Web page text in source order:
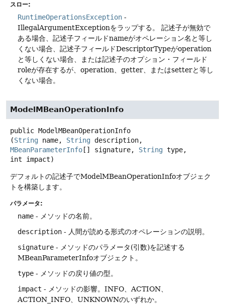
スロー:
RuntimeOperationsException -
IllegalArgumentExceptionをラップする。
記述子が無効で
ある場合、記述子フィールドnameがオペレーション名と等し
くない場合、記述子フィールドDescriptorTypeがoperation
と等しくない場合、または記述子のオプション・フィールド
roleが存在するが、operation、getter、またはsetterと等し
くない場合。
ModelMBeanOperationInfo
public ModelMBeanOperationInfo
(String name, String
MBeanParameterInfo [] signature, String type,
int impact)
デフォルトの記述子でModelMBeanOperationInfoオブジェク
トを構築します。
パラメータ:
name - メソッドの名前。
description - 人間が読める形式のオペレーションの説明。
signature - メソッドのパラメータ(引数)を記述する
MBeanParameterInfoオブジェクト。
type - メソッドの戻り値の型。
impact - メソッドの影響。INFO、ACTION、
ACTION_INFO、UNKNOWNのいずれか。